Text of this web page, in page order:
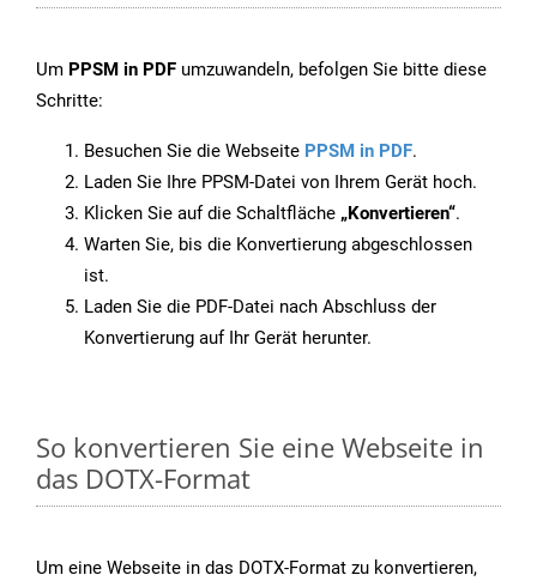
Um PPSM in PDF umzuwandeln, befolgen Sie bitte diese
Schritte:
Besuchen Sie die Webseite PPSM in PDF.
Laden Sie Ihre PPSM-Datei von Ihrem Gerät hoch.
Klicken Sie auf die Schaltfläche „Konvertieren“.
Warten Sie, bis die Konvertierung abgeschlossen
ist.
Laden Sie die PDF-Datei nach Abschluss der
Konvertierung auf Ihr Gerät herunter.
So konvertieren Sie eine Webseite in
das DOTX-Format
Um eine Webseite in das DOTX-Format zu konvertieren,